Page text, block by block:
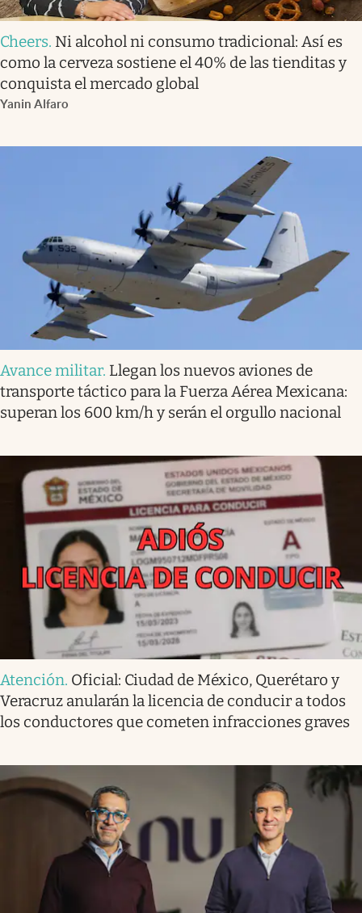
Cheers. Ni alcohol ni consumo tradicional: Así es
como la cerveza sostiene el 40% de las tienditas y
conquista el mercado global
Yanin Alfaro
Avance militar. Llegan los nuevos aviones de
transporte táctico para la Fuerza Aérea Mexicana:
superan los 600 km/h y serán el orgullo nacional
Atención. Oficial: Ciudad de México, Querétaro y
Veracruz anularán la licencia de conducir a todos
los conductores que cometen infracciones graves